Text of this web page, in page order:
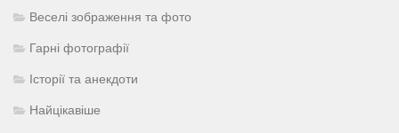
Веселі зображення та фото
Гарні фотографії
Історії та анекдоти
Найцікавіше